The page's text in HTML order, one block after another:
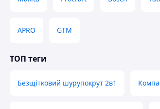
APRO GTM
ТОП теги
Безщітковий шурупокрут 2в1